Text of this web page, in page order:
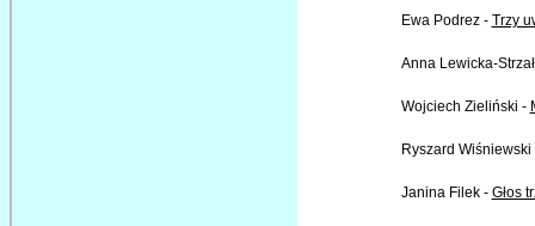
Ewa Podrez - Trzy
Anna Lewicka-
Wojciech Zieliński -
Ryszard
Janina Filek - Głos